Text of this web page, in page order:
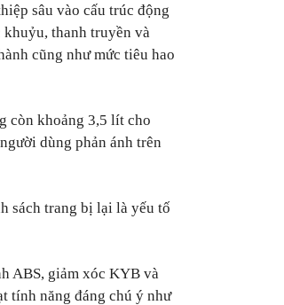
sâu vào cấu trúc động
thanh truyền và
cũng như mức tiêu hao
còn khoảng 3,5 lít cho
dùng phản ánh trên
sách trang bị lại là yếu tố
ABS, giảm xóc KYB và
tính năng đáng chú ý như